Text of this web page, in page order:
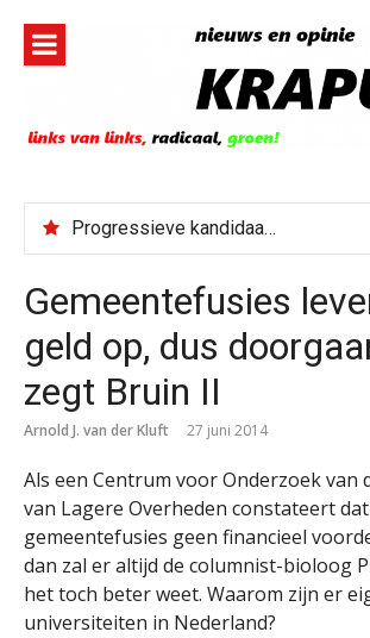
inhoud
Progressieve kandidaat El-Sayed senaatskandidaat Michigan
Gemeentefusies
geld op, dus
zegt Bruin II
Arnold J. van der Kluft 27 juni 2014
Als een Centrum voor Onderzoek van
van Lagere Overheden constateert dat
gemeentefusies geen financieel
dan zal er altijd de columnist-bioloog
het toch beter weet. Waarom zijn er
universiteiten in Nederland?